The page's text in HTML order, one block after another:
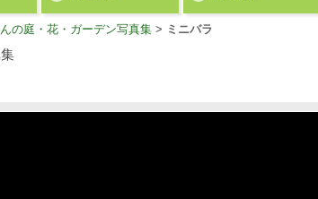
の庭・花・ガーデン写真集 > ミニバラ